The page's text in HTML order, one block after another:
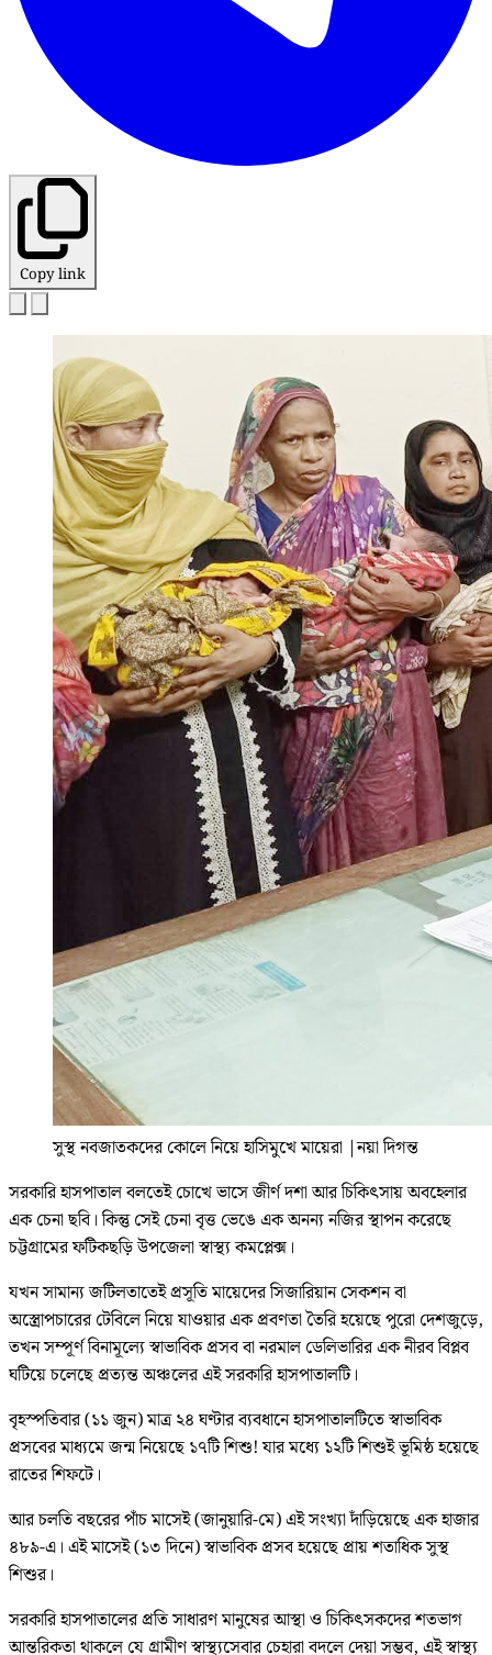
Copy link
সুস্থ নবজাতকদের কোলে নিয়ে হাসিমুখে মায়েরা |নয়া দিগন্ত
সরকারি হাসপাতাল বলতেই চোখে ভাসে জীর্ণ দশা আর চিকিৎসায় অবহেলার
এক চেনা ছবি। কিন্তু সেই চেনা বৃত্ত ভেঙে এক অনন্য নজির স্থাপন করেছে
চট্টগ্রামের ফটিকছড়ি উপজেলা স্বাস্থ্য কমপ্লেক্স।
যখন সামান্য জটিলতাতেই প্রসূতি মায়েদের সিজারিয়ান সেকশন বা
অস্ত্রোপচারের টেবিলে নিয়ে যাওয়ার এক প্রবণতা তৈরি হয়েছে পুরো দেশজুড়ে,
তখন সম্পূর্ণ বিনামূল্যে স্বাভাবিক প্রসব বা নরমাল ডেলিভারির এক নীরব বিপ্লব
ঘটিয়ে চলেছে প্রত্যন্ত অঞ্চলের এই সরকারি হাসপাতালটি।
বৃহস্পতিবার (১১ জুন) মাত্র ২৪ ঘণ্টার ব্যবধানে হাসপাতালটিতে স্বাভাবিক
প্রসবের মাধ্যমে জন্ম নিয়েছে ১৭টি শিশু! যার মধ্যে ১২টি শিশুই ভূমিষ্ঠ হয়েছে
রাতের শিফটে।
আর চলতি বছরের পাঁচ মাসেই (জানুয়ারি-মে) এই সংখ্যা দাঁড়িয়েছে এক হাজার
৪৮৯-এ। এই মাসেই (১৩ দিনে) স্বাভাবিক প্রসব হয়েছে প্রায় শতাধিক সুস্থ
শিশুর।
সরকারি হাসপাতালের প্রতি সাধারণ মানুষের আস্থা ও চিকিৎসকদের শতভাগ
আন্তরিকতা থাকলে যে গ্রামীণ স্বাস্থ্যসেবার চেহারা বদলে দেয়া সম্ভব, এই স্বাস্থ্য